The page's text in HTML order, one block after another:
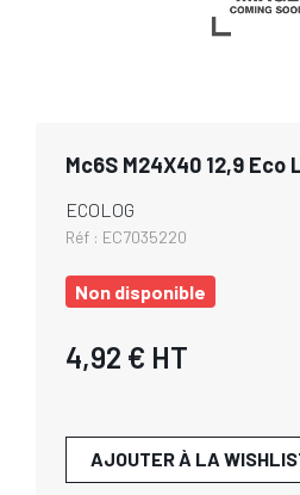
Mc6S M24X40 12,9 Eco
ECOLOG
Réf : EC7035220
Non disponible
4,92 € HT
AJOUTER À LA